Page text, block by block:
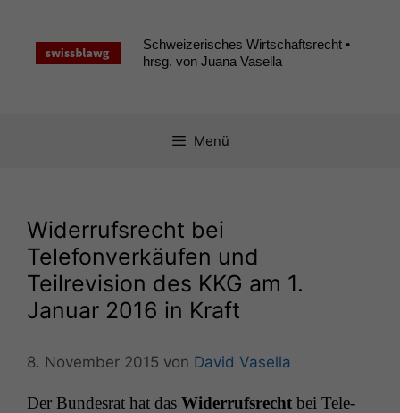
springen
Schweizerisches Wirtschaftsrecht •
hrsg. von Juana Vasella
Menü
Widerrufsrecht bei
Telefonverkäufen und
Teilrevision des KKG am 1.
Januar 2016 in Kraft
8. November 2015 von David Vasella
Der Bun­desrat hat das Wider­ruf­s­recht bei Tele­